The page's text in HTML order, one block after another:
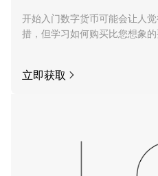
开始入门数字货币可能会让人
措，但学习如何购买比您想象的
立即获取